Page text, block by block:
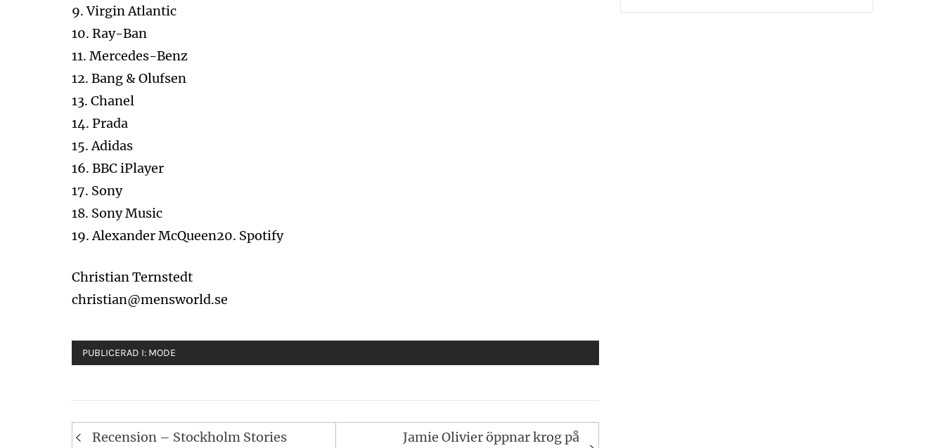
9. Virgin Atlantic
10. Ray-Ban
11. Mercedes-Benz
12. Bang & Olufsen
13. Chanel
14. Prada
15. Adidas
16. BBC iPlayer
17. Sony
18. Sony Music
19. Alexander McQueen20. Spotify
Christian Ternstedt
christian@mensworld.se
PUBLICERAD I: MODE
Inläggsnavigering
Recension – Stockholm Stories Jamie Olivier öppnar krog på